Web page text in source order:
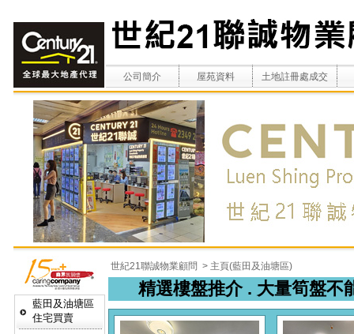
公司簡介 屋苑資料 土地註冊處成交
藍田及油塘區
住宅買賣
世紀21聯誠物業顧問 > 主頁(藍田及油塘區)
精選樓盤推介 . 大量筍盤不